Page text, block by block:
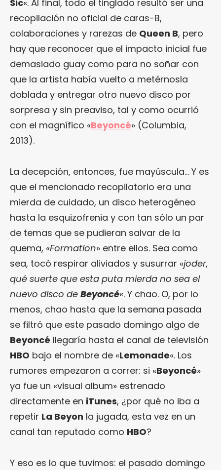
Sic«. Al final, todo el tinglado resultó ser una
recopilación no oficial de caras-B,
colaboraciones y rarezas de Queen B, pero
hay que reconocer que el impacto inicial fue
demasiado guay como para no soñar con
que la artista había vuelto a metérnosla
doblada y entregar otro nuevo disco por
sorpresa y sin preaviso, tal y como ocurrió
con el magnífico «Beyoncé» (Columbia,
2013).
La decepción, entonces, fue mayúscula… Y es
que el mencionado recopilatorio era una
mierda de cuidado, un disco heterogéneo
hasta la esquizofrenia y con tan sólo un par
de temas que se pudieran salvar de la
quema, «Formation» entre ellos. Sea como
sea, tocó respirar aliviados y susurrar «joder,
qué suerte que esta puta mierda no sea el
nuevo disco de Beyoncé«. Y chao. O, por lo
menos, chao hasta que la semana pasada
se filtró que este pasado domingo algo de
Beyoncé llegaría hasta el canal de televisión
HBO bajo el nombre de «Lemonade«. Los
rumores empezaron a correr: si «Beyoncé»
ya fue un «visual album» estrenado
directamente en iTunes, ¿por qué no iba a
repetir La Beyon la jugada, esta vez en un
canal tan reputado como HBO?
Y eso es lo que tuvimos: el pasado domingo